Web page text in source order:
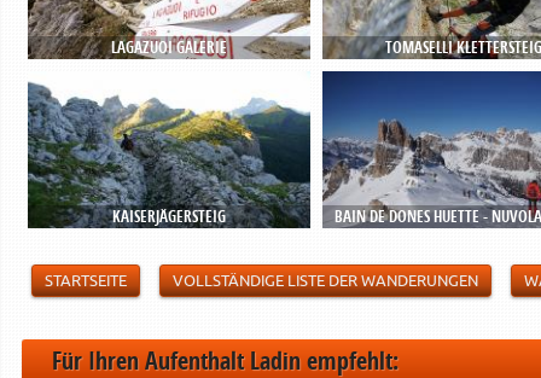
LAGAZUOI GALERIE TOMASELLI KLETTERSTEIG
KAISERJÄGERSTEIG BAIN DE DONES HUETTE -
STARTSEITE VOLLSTÄNDIGE LISTE DER WANDERUNGEN
Für Ihren Aufenthalt Ladin empfehlt: